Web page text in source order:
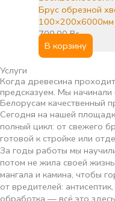
Брус обрезной
100×200х6000мм
700,00Br
В корзину
Услуги
Когда древесина
предсказуем. Мы
Белорусам качественный
Сегодня на нашей
полный цикл: от свежего
готовой к стройке или
За годы работы мы
потом не жила своей
мангала и камина, чтобы
от вредителей:
обработка — всё это